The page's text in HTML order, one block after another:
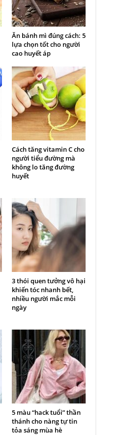
Ăn bánh mì đúng cách: 5
lựa chọn tốt cho người
cao huyết áp
Cách tăng vitamin C cho
người tiểu đường mà
không lo tăng đường
huyết
3 thói quen tưởng vô hại
khiến tóc nhanh bết,
nhiều người mắc mỗi
ngày
5 màu “hack tuổi” thần
thánh cho nàng tự tin
tỏa sáng mùa hè